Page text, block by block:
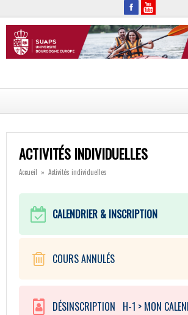
ACTIVITÉS INDIVIDUELLES
Accueil » Activités individuelles
CALENDRIER & INSCRIPTION
COURS ANNULÉS
DÉSINSCRIPTION H-1 > MON